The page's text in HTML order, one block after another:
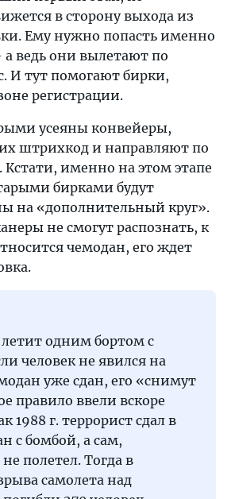
в сторону выхода из
Ему нужно попасть именно
ведь они вылетают по
И тут помогают бирки,
регистрации.
усеяны конвейеры,
штрихкод и направляют по
именно на этом этапе
бирками будут
на «дополнительный круг».
не смогут распознать, к
чемодан, его ждет
летит одним бортом с
человек не явился на
уже сдан, его «снимут
правило ввели вскоре
1988 г. террорист сдал в
с бомбой, а сам,
полетел. Тогда в
самолета над